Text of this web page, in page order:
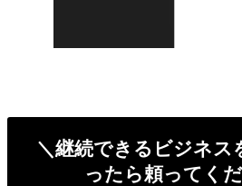
＼継続できるビジネス
ったら頼ってく